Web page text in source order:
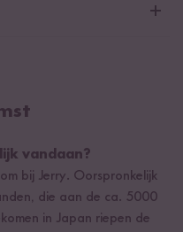
vandaan?
bij Jerry. Oorspronkelijk
die aan de ca. 5000
in Japan riepen de